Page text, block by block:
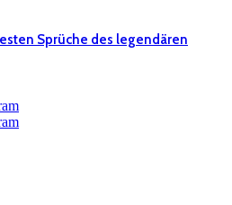
Sprüche des legendären